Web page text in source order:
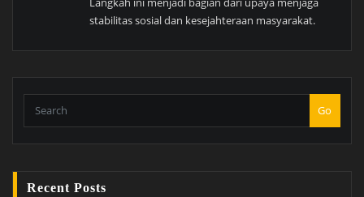
stabilitas sosial dan kesejahteraan masyarakat.
Go
Recent Posts